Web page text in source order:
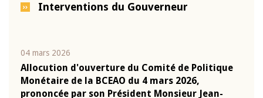
Interventions du Gouverneur
04 mars 2026
Allocution d'ouverture du Comité de Politique
Monétaire de la BCEAO du 4 mars 2026,
prononcée par son Président Monsieur Jean-